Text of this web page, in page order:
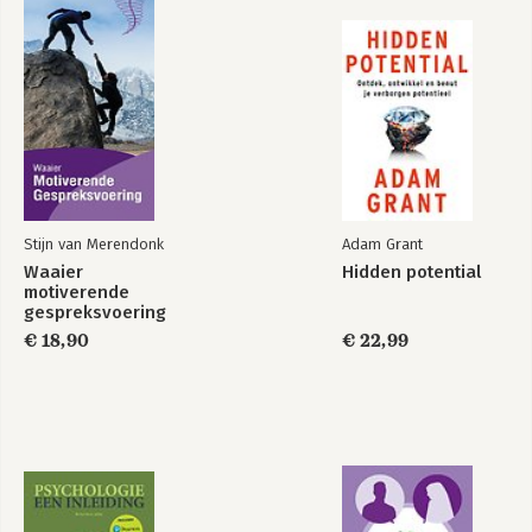
Stijn van Merendonk
Waaier
motiverende
gespreksvoering
€ 18,90
Adam Grant
Hidden potential
€ 22,99